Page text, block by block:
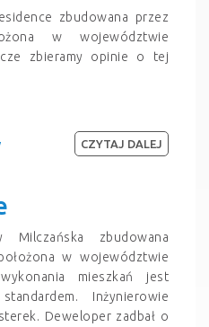
zbudowana przez
w województwie
zbieramy opinie o tej
Milczańska zbudowana
w województwie
mieszkań jest
Inżynierowie
Deweloper zadbał o
CZYTAJ DALEJ